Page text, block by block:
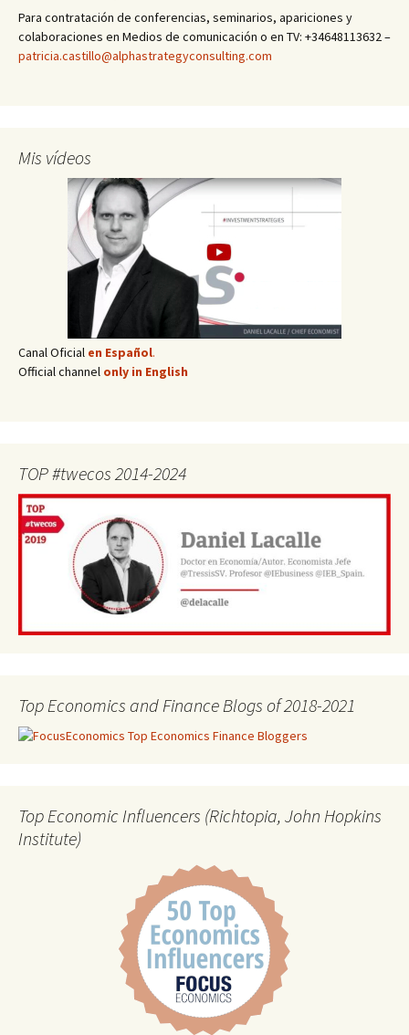
Para contratación de conferencias, seminarios, apariciones y
colaboraciones en Medios de comunicación o en TV: +34648113632 –
patricia.castillo@alphastrategyconsulting.com
Mis vídeos
Canal Oficial en Español.
Official channel only in English
TOP #twecos 2014-2024
Top Economics and Finance Blogs of 2018-2021
Top Economic Influencers (Richtopia, John Hopkins
Institute)